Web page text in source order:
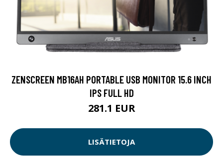
ZENSCREEN MB16AH PORTABLE USB MONITOR 15.6 INCH
IPS FULL HD
281.1 EUR
LISÄTIETOJA